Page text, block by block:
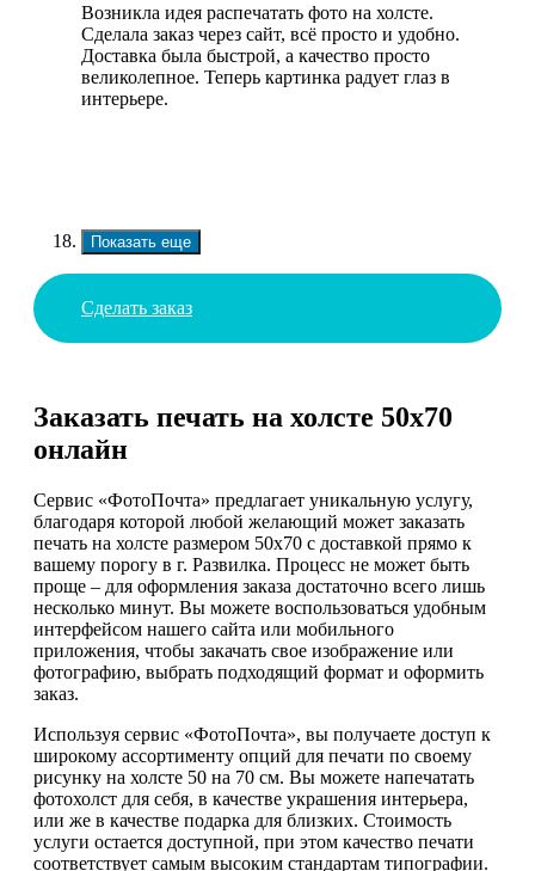
Возникла идея распечатать фото на холсте.
Сделала заказ через сайт, всё просто и удобно.
Доставка была быстрой, а качество просто
великолепное. Теперь картинка радует глаз в
интерьере.
Показать еще
Сделать заказ
Заказать печать на холсте 50х70
онлайн
Сервис «ФотоПочта» предлагает уникальную услугу,
благодаря которой любой желающий может заказать
печать на холсте размером 50х70 с доставкой прямо к
вашему порогу в г. Развилка. Процесс не может быть
проще – для оформления заказа достаточно всего лишь
несколько минут. Вы можете воспользоваться удобным
интерфейсом нашего сайта или мобильного
приложения, чтобы закачать свое изображение или
фотографию, выбрать подходящий формат и оформить
заказ.
Используя сервис «ФотоПочта», вы получаете доступ к
широкому ассортименту опций для печати по своему
рисунку на холсте 50 на 70 см. Вы можете напечатать
фотохолст для себя, в качестве украшения интерьера,
или же в качестве подарка для близких. Стоимость
услуги остается доступной, при этом качество печати
соответствует самым высоким стандартам типографии.